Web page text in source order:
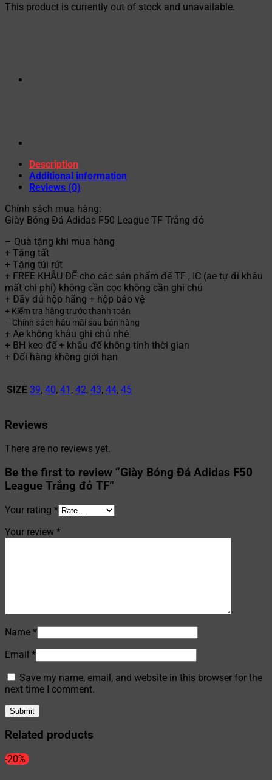
This product is currently out of stock and unavailable.
Description
Additional information
Reviews (0)
Chính sách mua hàng:
Giày Bóng Đá Adidas F50 League TF Trắng đỏ
– Quà tặng khi mua hàng
+ Tặng tất
+ Tặng túi rút
+ FREE KHÂU ĐẾ cho các sản phẩm đế TF , IC (ae tự đi khâu
mất chi phí) không cần cọc không cần ghi chú
+ Đầy đủ hộp hãng + hộp bảo vệ
+ Kiểm tra hàng trước thanh toán
– Chính sách hậu mãi sau bán hàng
+ Ae không khâu ghi chú nhé
+ BH keo đế + khâu đế không tính thời gian
+ Đổi hàng không giới hạn
SIZE 39, 40, 41 , 42, 43, 44, 45
Reviews
There are no reviews yet.
Be the first to review “Giày Bóng Đá Adidas F50
League Trắng đỏ TF”
Your rating *
Your review *
Name *
Email *
Save my name, email, and website in this browser for the
next time I comment.
Related products
-20%